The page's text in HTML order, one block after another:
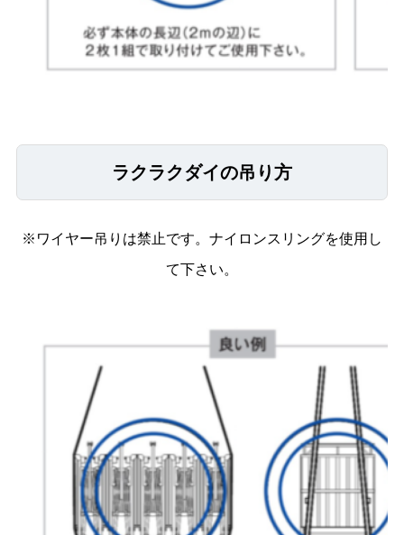
ラクラクダイの吊り方
※ワイヤー吊りは禁止です。ナイロンスリングを使用し
て下さい。